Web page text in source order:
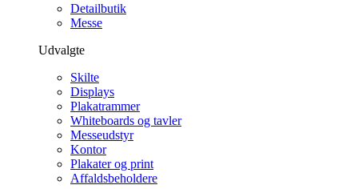
Detailbutik
Messe
Udvalgte
Skilte
Displays
Plakatrammer
Whiteboards og tavler
Messeudstyr
Kontor
Plakater og print
Affaldsbeholdere